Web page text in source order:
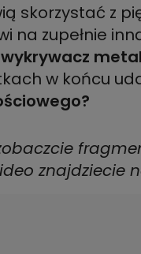
skorzystać z
na zupełnie
w końcu
znajdziecie